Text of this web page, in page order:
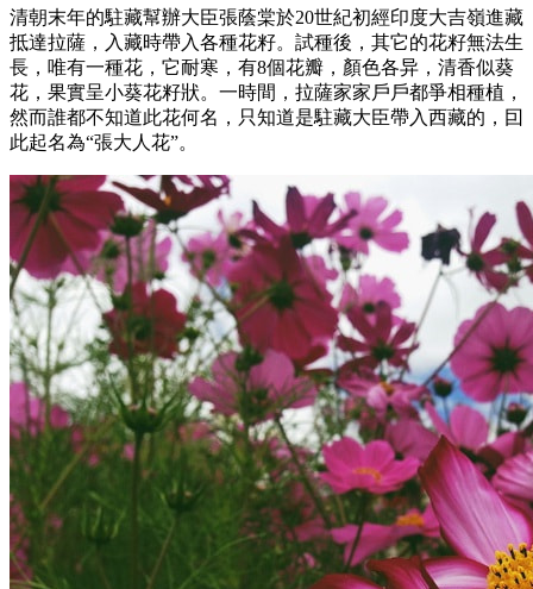
清朝末年的駐藏幫辦大臣張蔭棠於20世紀初經印度大吉嶺進藏
抵達拉薩，入藏時帶入各種花籽。試種後，其它的花籽無法生
長，唯有一種花，它耐寒，有8個花瓣，顏色各异，清香似葵
花，果實呈小葵花籽狀。一時間，拉薩家家戶戶都爭相種植，
然而誰都不知道此花何名，只知道是駐藏大臣帶入西藏的，囙
此起名為“張大人花”。